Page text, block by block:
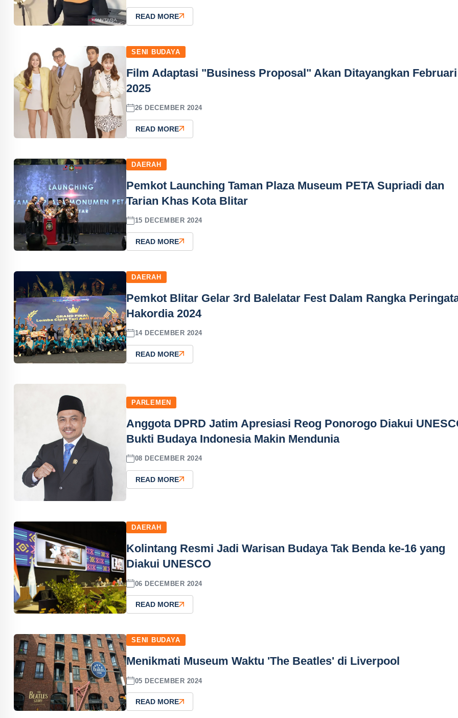
READ MORE
SENI BUDAYA
Film Adaptasi "Business Proposal" Akan Ditayangkan Februari
2025
26 DECEMBER 2024
READ MORE
DAERAH
Pemkot Launching Taman Plaza Museum PETA Supriadi dan
Tarian Khas Kota Blitar
15 DECEMBER 2024
READ MORE
DAERAH
Pemkot Blitar Gelar 3rd Balelatar Fest Dalam Rangka
Hakordia 2024
14 DECEMBER 2024
READ MORE
PARLEMEN
Anggota DPRD Jatim Apresiasi Reog Ponorogo Diakui
Bukti Budaya Indonesia Makin Mendunia
08 DECEMBER 2024
READ MORE
DAERAH
Kolintang Resmi Jadi Warisan Budaya Tak Benda ke-16 yang
Diakui UNESCO
06 DECEMBER 2024
READ MORE
SENI BUDAYA
Menikmati Museum Waktu 'The Beatles' di Liverpool
05 DECEMBER 2024
READ MORE